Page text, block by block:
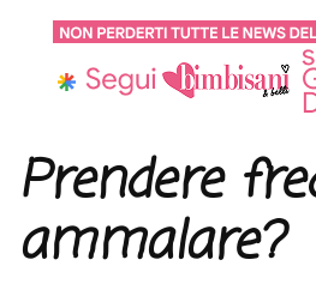
Prendere
ammalare?